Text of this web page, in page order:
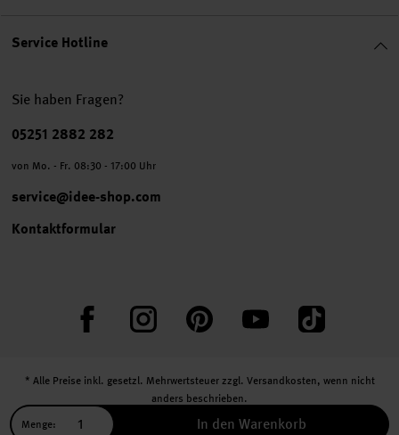
Menge: In den Warenkorb
Service Hotline
Sie haben Fragen?
Telefonnummer
05251 2882 282
von Mo. - Fr. 08:30 - 17:00 Uhr
service@idee-shop.com
Kontaktformular
FacebookInstagram PinterestYouTube TikTok
* Alle Preise inkl. gesetzl. Mehrwertsteuer zzgl. Versandkosten, wenn nicht
anders beschrieben.
** Jede:r Abonnent:in erhält bei erstmaliger Anmeldung für unseren Newsletter